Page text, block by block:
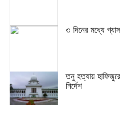
৩ দিনের মধ্যে
তনু হত্যায়
নির্দেশ